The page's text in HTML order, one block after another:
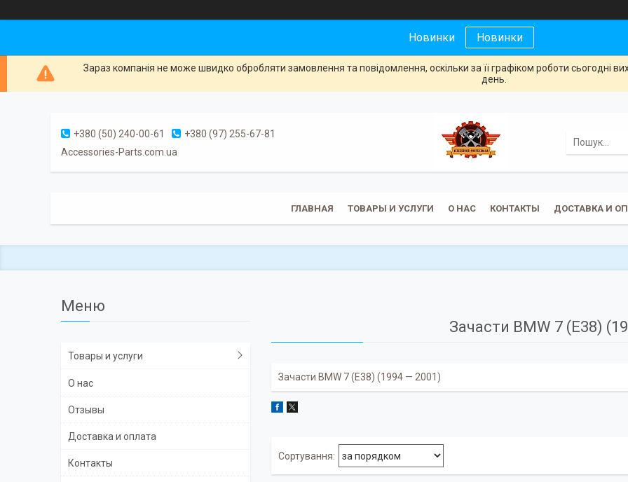
Новинки Новинки
Зараз компанія не може швидко обробляти замовлення та повідомлення, оскільки за її графіком роботи сьогодні
день.
+380 (50) 240-00-61
+380 (97) 255-67-81
Accessories-Parts.com.ua
ГЛАВНАЯ ТОВАРЫ И УСЛУГИ О НАС КОНТАКТЫ ДОСТАВКА И
Зачасти BMW 7 (E38)
Зачасти BMW 7 (E38) (1994 — 2001)
Товары и услуги
О нас
Отзывы
Доставка и оплата
Контакты